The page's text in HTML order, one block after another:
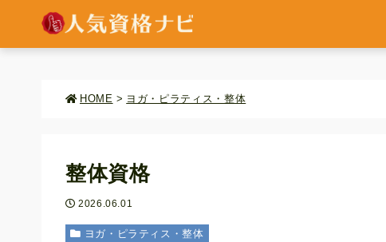
HOME > ヨガ・ピラティス・整体
整体資格
2026.06.01
ヨガ・ピラティス・整体